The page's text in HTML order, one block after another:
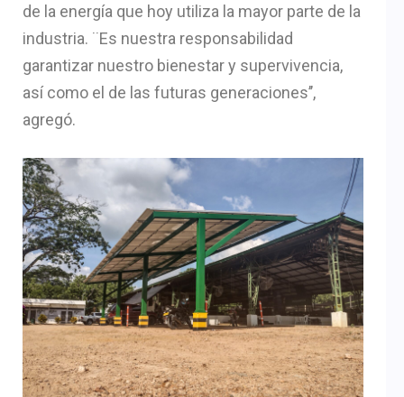
de la energía que hoy utiliza la mayor parte de la
industria. ¨Es nuestra responsabilidad
garantizar nuestro bienestar y supervivencia,
así como el de las futuras generaciones’’,
agregó.